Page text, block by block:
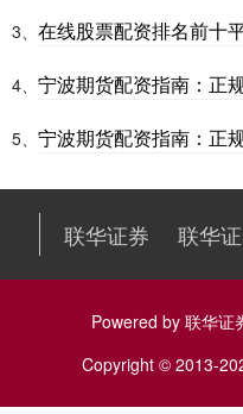
3、 在线股票配资排名前十
4、 宁波期货配资指南：正
5、 宁波期货配资指南：正
联华证券 联华
Powered by 联华证
Copyright © 2013-